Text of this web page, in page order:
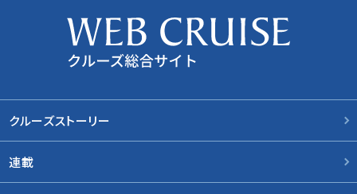
クルーズストーリー
連載